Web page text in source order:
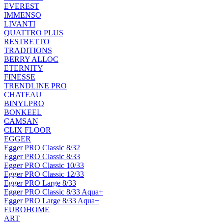
EVEREST
IMMENSO
LIVANTI
QUATTRO PLUS
RESTRETTO
TRADITIONS
BERRY ALLOC
ETERNITY
FINESSE
TRENDLINE PRO
CHATEAU
BINYLPRO
BONKEEL
CAMSAN
CLIX FLOOR
EGGER
Egger PRO Classic 8/32
Egger PRO Classic 8/33
Egger PRO Classic 10/33
Egger PRO Classic 12/33
Egger PRO Large 8/33
Egger PRO Classic 8/33 Aqua+
Egger PRO Large 8/33 Aqua+
EUROHOME
ART